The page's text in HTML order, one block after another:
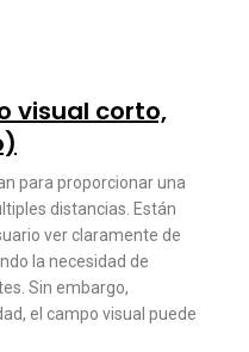
visual corto,
para proporcionar una
distancias. Están
ver claramente de
la necesidad de
Sin embargo,
el campo visual puede